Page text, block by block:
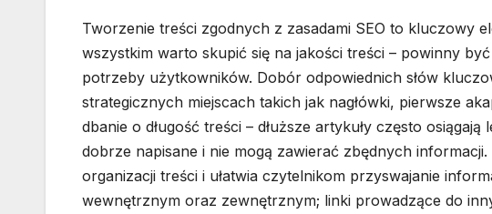
Tworzenie treści zgodnych z zasadami SEO to kluczowy
wszystkim warto skupić się na jakości treści – powinny
potrzeby użytkowników. Dobór odpowiednich słów
strategicznych miejscach takich jak nagłówki, pierwsze
dbanie o długość treści – dłuższe artykuły często
dobrze napisane i nie mogą zawierać zbędnych
organizacji treści i ułatwia czytelnikom przyswajanie
wewnętrznym oraz zewnętrznym; linki prowadzące do